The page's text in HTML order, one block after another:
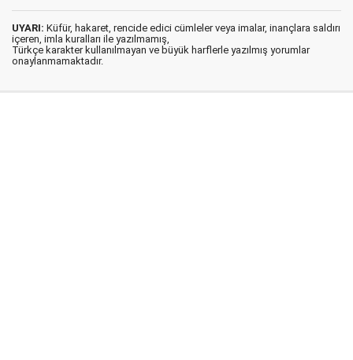
UYARI: Küfür, hakaret, rencide edici cümleler veya imalar, inançlara saldırı
içeren, imla kuralları ile yazılmamış,
Türkçe karakter kullanılmayan ve büyük harflerle yazılmış yorumlar
onaylanmamaktadır.